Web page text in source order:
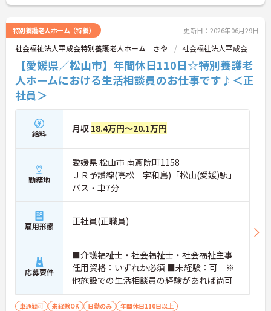
特別養護老人ホーム（特養） 更新日：2026年06月29日
社会福祉法人平成会特別養護老人ホーム さや 社会福祉法人平成会
【愛媛県／松山市】年間休日110日☆特別養護老
人ホームにおける生活相談員のお仕事です♪＜正
社員＞
給料 月収 18.4万円～20.1万円
勤務地
愛媛県 松山市 南斎院町1158
ＪＲ予讃線(高松－宇和島)「松山(愛媛)駅」
バス・車7分
雇用形態 正社員(正職員)
応募要件
■介護福祉士・社会福祉士・社会福祉主事
任用資格：いずれか必須 ■未経験：可 ※
他施設での生活相談員の経験があれば尚可
車通勤可 未経験OK 日勤のみ
年間休日110日以上